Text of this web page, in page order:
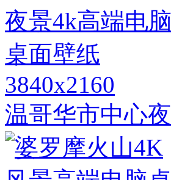
3840x2160
温哥华市中心